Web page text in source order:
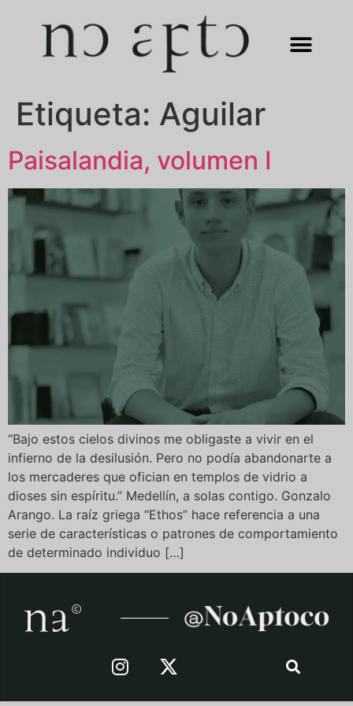
Etiqueta: Aguilar
Paisalandia, volumen I
“Bajo estos cielos divinos me obligaste a vivir en el
infierno de la desilusión. Pero no podía abandonarte a
los mercaderes que ofician en templos de vidrio a
dioses sin espíritu.” Medellín, a solas contigo. Gonzalo
Arango. La raíz griega “Ethos” hace referencia a una
serie de características o patrones de comportamiento
de determinado individuo […]